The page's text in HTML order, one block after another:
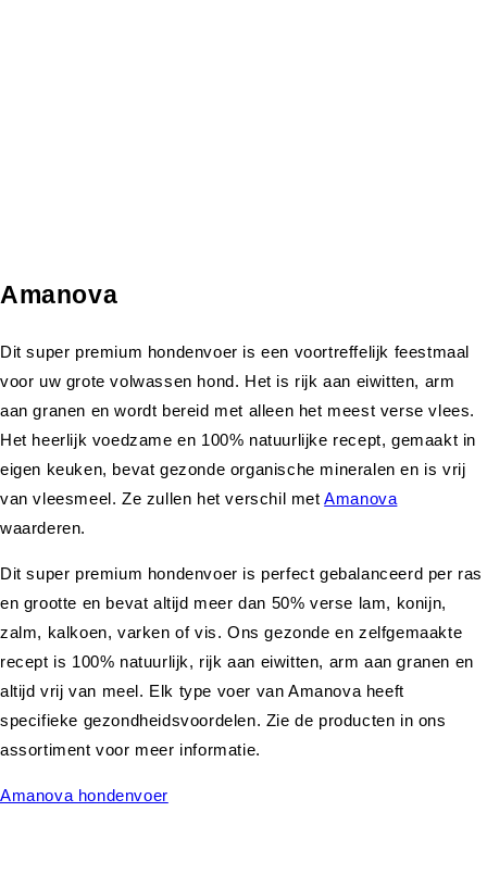
Amanova
Dit super premium hondenvoer is een voortreffelijk feestmaal
voor uw grote volwassen hond. Het is rijk aan eiwitten, arm
aan granen en wordt bereid met alleen het meest verse vlees.
Het heerlijk voedzame en 100% natuurlijke recept, gemaakt in
eigen keuken, bevat gezonde organische mineralen en is vrij
van vleesmeel. Ze zullen het verschil metAmanova
waarderen.
Dit super premium hondenvoer is perfect gebalanceerd per ras
en grootte en bevat altijd meer dan 50% verse lam, konijn,
zalm, kalkoen, varken of vis. Ons gezonde en zelfgemaakte
recept is 100% natuurlijk, rijk aan eiwitten, arm aan granen en
altijd vrij van meel. Elk type voer van Amanova heeft
specifieke gezondheidsvoordelen. Zie de producten in ons
assortiment voor meer informatie.
Amanova hondenvoer